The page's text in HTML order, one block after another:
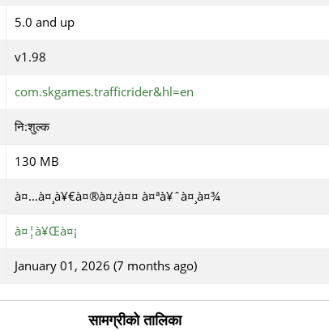
5.0 and up
v1.98
com.skgames.trafficrider&hl=en
नि:शुल्क
130 MB
à¤…à¤¸à¥€à¤®à¤¿à¤¤ à¤ªà¥ˆà¤¸à¤¾
à¤¦à¥Œà¤¡
January 01, 2026 (7 months ago)
सामग्रीको तालिका